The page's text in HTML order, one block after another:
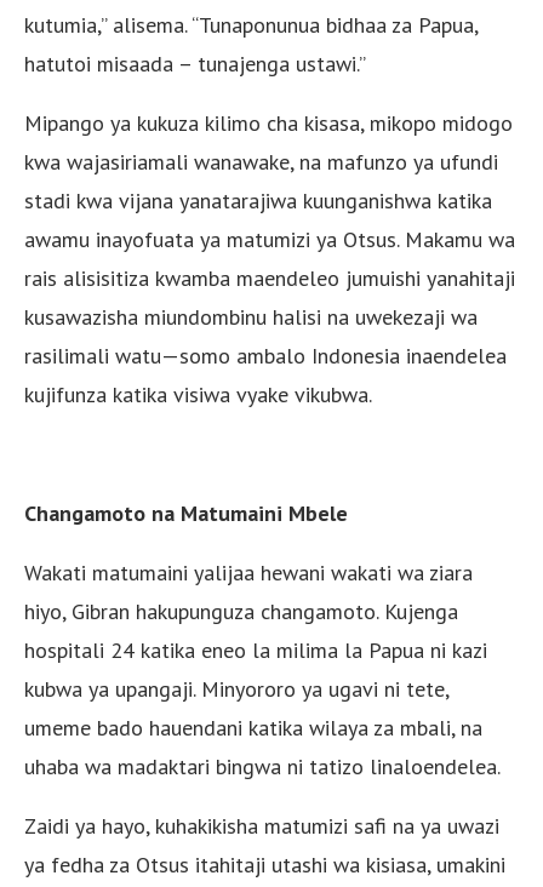
kutumia,” alisema. “Tunaponunua bidhaa za Papua,
hatutoi misaada – tunajenga ustawi.”
Mipango ya kukuza kilimo cha kisasa, mikopo midogo
kwa wajasiriamali wanawake, na mafunzo ya ufundi
stadi kwa vijana yanatarajiwa kuunganishwa katika
awamu inayofuata ya matumizi ya Otsus. Makamu wa
rais alisisitiza kwamba maendeleo jumuishi yanahitaji
kusawazisha miundombinu halisi na uwekezaji wa
rasilimali watu—somo ambalo Indonesia inaendelea
kujifunza katika visiwa vyake vikubwa.
Changamoto na Matumaini Mbele
Wakati matumaini yalijaa hewani wakati wa ziara
hiyo, Gibran hakupunguza changamoto. Kujenga
hospitali 24 katika eneo la milima la Papua ni kazi
kubwa ya upangaji. Minyororo ya ugavi ni tete,
umeme bado hauendani katika wilaya za mbali, na
uhaba wa madaktari bingwa ni tatizo linaloendelea.
Zaidi ya hayo, kuhakikisha matumizi safi na ya uwazi
ya fedha za Otsus itahitaji utashi wa kisiasa, umakini